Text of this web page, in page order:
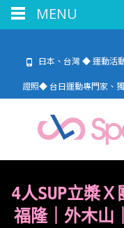
日本、台灣 ◆ 運動活
證照◆ 台日運動專門家、
4人SUP立槳
福隆｜外木山
MENU